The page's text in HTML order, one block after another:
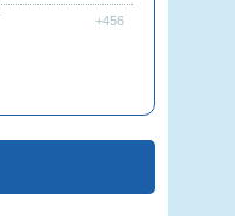
+456